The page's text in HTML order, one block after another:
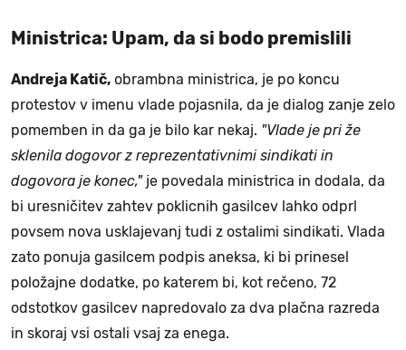
Ministrica: Upam, da si bodo premislili
Andreja Katič, obrambna ministrica, je po koncu
protestov v imenu vlade pojasnila, da je dialog zanje zelo
pomemben in da ga je bilo kar nekaj. "Vlade je pri že
sklenila dogovor z reprezentativnimi sindikati in
dogovora je konec,"je povedala ministrica in dodala, da
bi uresničitev zahtev poklicnih gasilcev lahko odprl
povsem nova usklajevanj tudi z ostalimi sindikati. Vlada
zato ponuja gasilcem podpis aneksa, ki bi prinesel
položajne dodatke, po katerem bi, kot rečeno, 72
odstotkov gasilcev napredovalo za dva plačna razreda
in skoraj vsi ostali vsaj za enega.